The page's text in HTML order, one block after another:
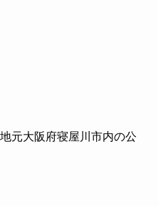
元大阪府寝屋川市内の公